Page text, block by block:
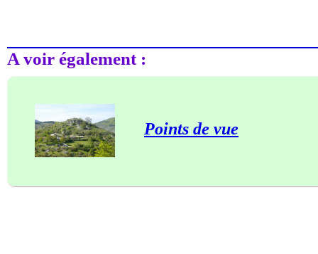
A voir également :
Points de vue